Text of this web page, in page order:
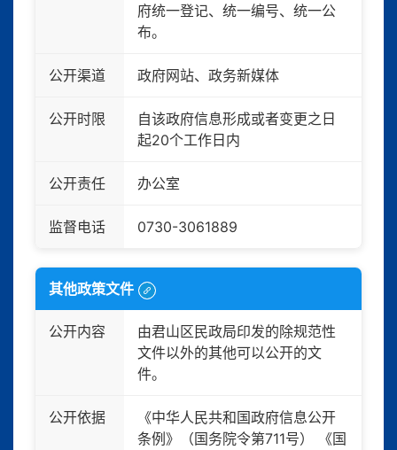
府统一登记、统一编号、统一公
布。
公开渠道 政府网站、政务新媒体
公开时限
自该政府信息形成或者变更之日
起20个工作日内
公开责任 办公室
监督电话 0730-3061889
其他政策文件
公开内容
由君山区民政局印发的除规范性
文件以外的其他可以公开的文
件。
公开依据
《中华人民共和国政府信息公开
条例》（国务院令第711号） 《国